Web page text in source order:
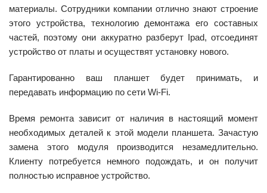
материалы. Сотрудники компании отлично знают строение
этого устройства, технологию демонтажа его составных
частей, поэтому они аккуратно разберут Ipad, отсоединят
устройство от платы и осуществят установку нового.
Гарантированно ваш планшет будет принимать, и
передавать информацию по сети Wi-Fi.
Время ремонта зависит от наличия в настоящий момент
необходимых деталей к этой модели планшета. Зачастую
замена этого модуля производится незамедлительно.
Клиенту потребуется немного подождать, и он получит
полностью исправное устройство.